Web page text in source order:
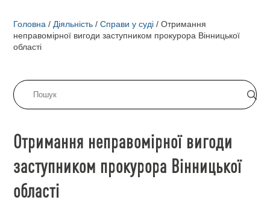
Головна / Діяльність / Справи у суді / Отримання
неправомірної вигоди заступником прокурора Вінницької
області
Отримання неправомірної вигоди
заступником прокурора Вінницької
області